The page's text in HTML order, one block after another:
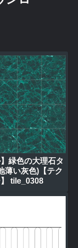
】緑色の大理石タ
薄い灰色)【テク
tile_0308